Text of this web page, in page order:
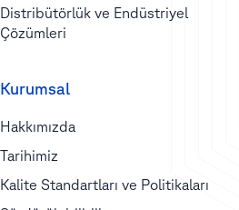
Distribütörlük ve Endüstriyel
Çözümleri
Kurumsal
Hakkımızda
Tarihimiz
Kalite Standartları ve Politikaları